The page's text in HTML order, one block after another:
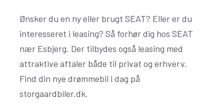
Ønsker du en ny eller brugt SEAT? Eller er du
interesseret i leasing? Så forhør dig hos SEAT
nær Esbjerg. Der tilbydes også leasing med
attraktive aftaler både til privat og erhverv.
Find din nye drømmebil i dag på
storgaardbiler.dk.